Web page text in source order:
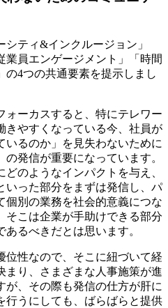
ティ&インクルージョン」
業員エンゲージメント」「時間
の4つの共通要素を提示しまし
ォーカスすると、特にテレワー
きやすくなっている今、社員が
いるのか」を見失わないために
発信が重要になっています。
のようなインパクトを与え、
いった部分をまずは発信し、パ
個別の業務を社会的意義につな
そこは企業が手助けできる部分
るべきだとは思います。
位性なので、そこに紐づいて経
まり、さまざまな人事施策が進
が、その際も発信の仕方が肝に
行うにしても、ばらばらと提供